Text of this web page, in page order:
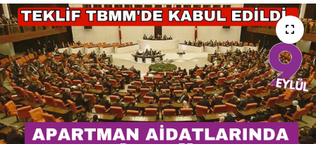
POLİTİKA
SAĞLIK
SPOR
TEKNOLOJİ